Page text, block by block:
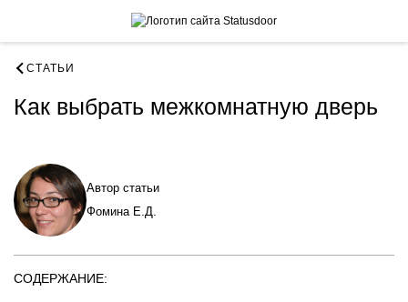
СТАТЬИ
Как выбрать межкомнатную дверь
Автор статьи
Фомина Е.Д.
СОДЕРЖАНИЕ: